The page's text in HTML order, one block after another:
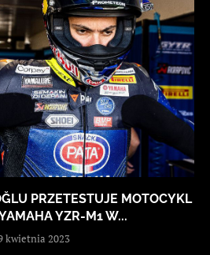
PRZETESTUJE MOTOCYKL
YZR-M1 W...
kwietnia 2023